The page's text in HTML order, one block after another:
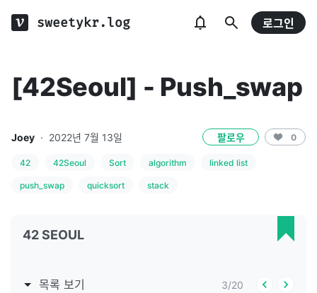
sweetykr.log 로그인
[42Seoul] - Push_swap
Joey · 2022년 7월 13일 팔로우 0
42 42Seoul Sort algorithm linked list
push_swap quicksort stack
42 SEOUL
목록 보기 3/20